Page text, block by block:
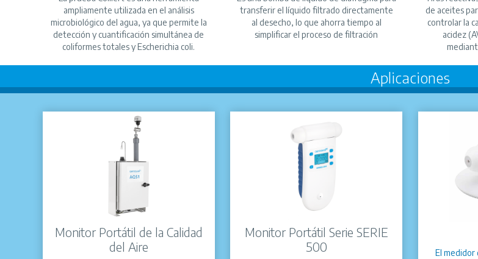
ampliamente utilizada en el análisis
microbiológico del agua, ya que permite la
detección y cuantificación simultánea de
coliformes totales y Escherichia coli.
transferir el líquido filtrado directamente
al desecho, lo que ahorra tiempo al
simplificar el proceso de filtración
de aceites
controlar la
acidez
Aplicaciones
Monitor Portátil de la Calidad
del Aire
Monitor Portátil Serie SERIE
500
El medidor